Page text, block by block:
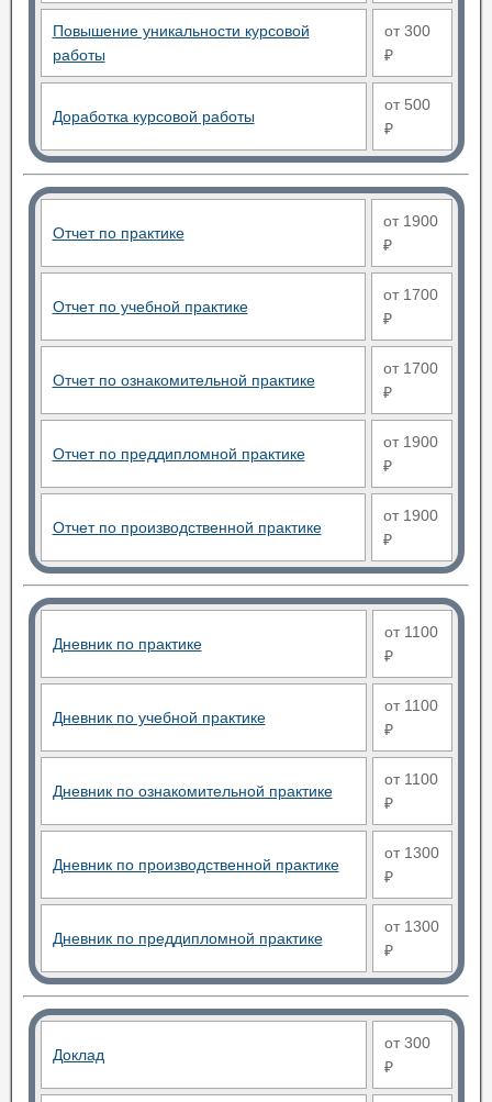
Повышение уникальности курсовой
работы
от 300
₽
Доработка курсовой работы
от 500
₽
Отчет по практике
от 1900
₽
Отчет по учебной практике
от 1700
₽
Отчет по ознакомительной практике
от 1700
₽
Отчет по преддипломной практике
от 1900
₽
Отчет по производственной практике
от 1900
₽
Дневник по практике
от 1100
₽
Дневник по учебной практике
от 1100
₽
Дневник по ознакомительной практике
от 1100
₽
Дневник по производственной практике
от 1300
₽
Дневник по преддипломной практике
от 1300
₽
Доклад
от 300
₽